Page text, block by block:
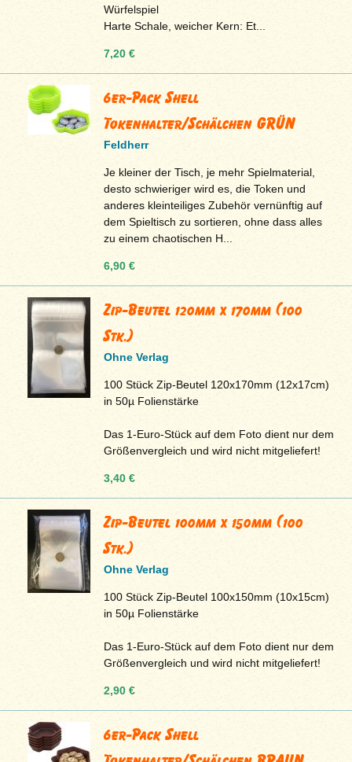
Würfelspiel
Harte Schale, weicher Kern: Et...
7,20 €
6er-Pack Shell
Tokenhalter/Schälchen GRÜN
Feldherr
Je kleiner der Tisch, je mehr Spielmaterial,
desto schwieriger wird es, die Token und
anderes kleinteiliges Zubehör vernünftig auf
dem Spieltisch zu sortieren, ohne dass alles
zu einem chaotischen H...
6,90 €
Zip-Beutel 120mm x 170mm (100
Stk.)
Ohne Verlag
100 Stück Zip-Beutel 120x170mm (12x17cm)
in 50µ Folienstärke
Das 1-Euro-Stück auf dem Foto dient nur dem
Größenvergleich und wird nicht mitgeliefert!
3,40 €
Zip-Beutel 100mm x 150mm (100
Stk.)
Ohne Verlag
100 Stück Zip-Beutel 100x150mm (10x15cm)
in 50µ Folienstärke
Das 1-Euro-Stück auf dem Foto dient nur dem
Größenvergleich und wird nicht mitgeliefert!
2,90 €
6er-Pack Shell